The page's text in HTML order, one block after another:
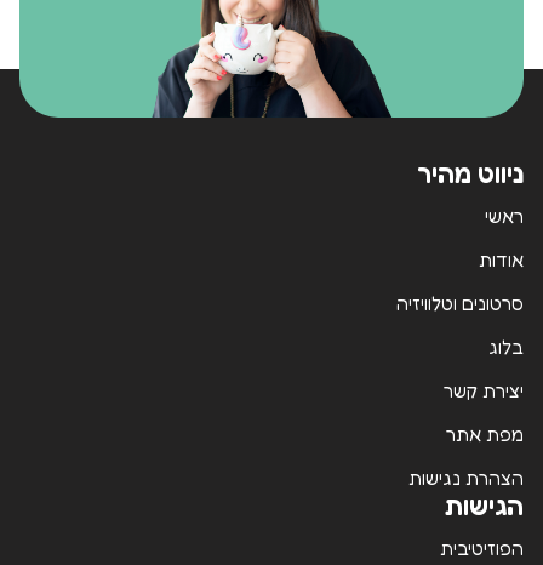
ניווט מהיר
ראשי
אודות
סרטונים וטלוויזיה
בלוג
יצירת קשר
מפת אתר
הצהרת נגישות
הגישות
הפוזיטיבית